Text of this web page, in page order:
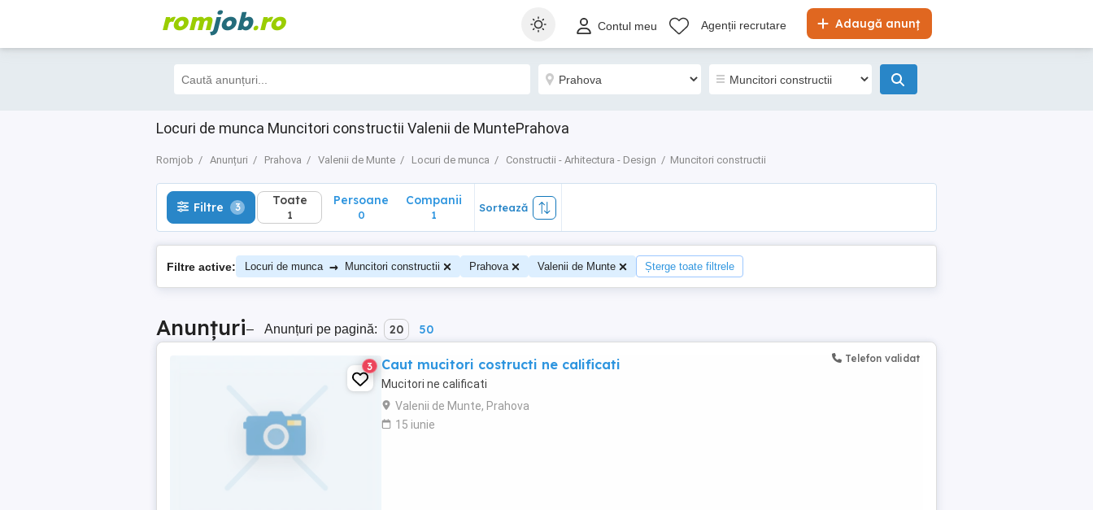
romjob.ro Adaugă anunț
Contul meu Agenții recrutare
Locuri de munca Muncitori constructii Valenii de MuntePrahova
Romjob Anunțuri Prahova Valenii de Munte Locuri de munca Constructii - Arhitectura - Design Muncitori constructii
Filtre 3 Toate
1
Filtre 3 Toate
1
Persoane
0
Companii
1
Sortează
Filtre active: Locuri de munca → Muncitori constructii Prahova Valenii de Munte Șterge toate filtrele
Anunțuri– Anunțuri pe pagină: 20 50
3 Caut mucitori costructi ne calificati
Mucitori ne calificati
Valenii de Munte, Prahova
15 iunie
Telefon validat